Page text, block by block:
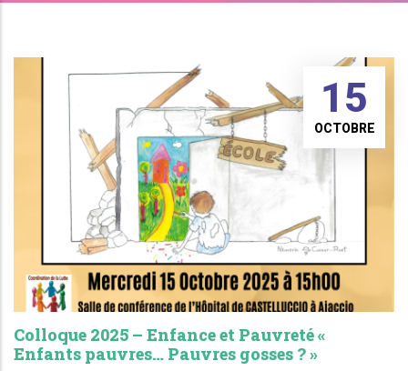
15
OCTOBRE
Colloque 2025 – Enfance et Pauvreté «
Enfants pauvres… Pauvres gosses ? »